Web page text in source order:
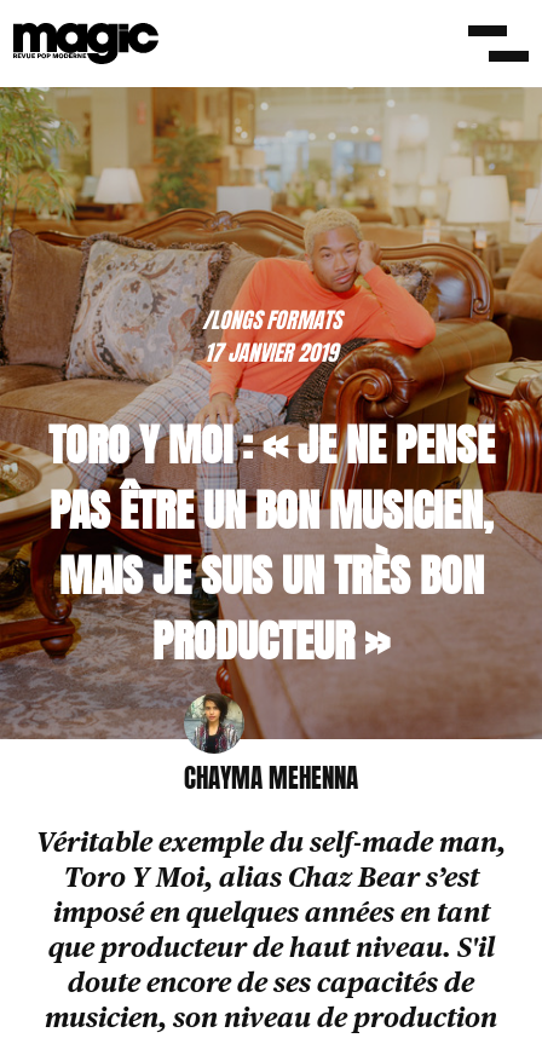
/LONGS FORMATS
17 JANVIER 2019
TORO Y MOI : « JE NE PENSE
PAS ÊTRE UN BON MUSICIEN,
MAIS JE SUIS UN TRÈS BON
PRODUCTEUR »
CHAYMA MEHENNA
Véritable exemple du self-made man,
Toro Y Moi, alias Chaz Bear s’est
imposé en quelques années en tant
que producteur de haut niveau. S'il
doute encore de ses capacités de
musicien, son niveau de production